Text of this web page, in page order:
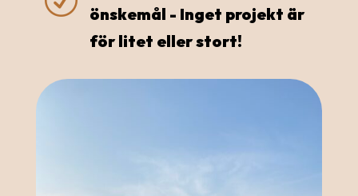
önskemål - Inget projekt är
för litet eller stort!